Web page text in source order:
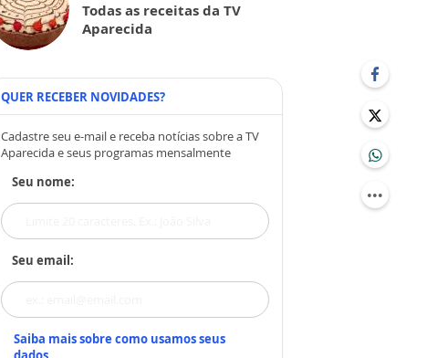
Todas as receitas da TV
Aparecida
QUER RECEBER NOVIDADES?
Cadastre seu e-mail e receba notícias sobre a TV
Aparecida e seus programas mensalmente
Seu nome:
Seu email:
Saiba mais sobre como usamos seus